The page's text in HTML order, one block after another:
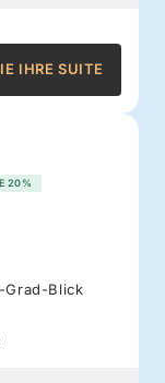
IHRE SUITE
20%
Grad-Blick